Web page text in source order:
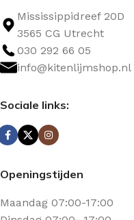
Mississippidreef 20D
3565 CG Utrecht
030 292 66 05
info@kitenlijmshop.nl
Sociale links:
Openingstijden
Maandag 07:00-17:00